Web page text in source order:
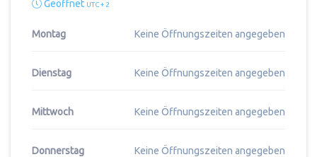
Geöffnet UTC + 2
Montag Keine Öffnungszeiten angegeben
Dienstag Keine Öffnungszeiten angegeben
Mittwoch Keine Öffnungszeiten angegeben
Donnerstag Keine Öffnungszeiten angegeben